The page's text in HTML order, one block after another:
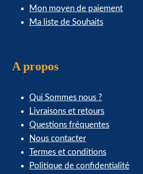
Mon moyen de paiement
Ma liste de Souhaits
A propos
Qui Sommes nous ?
Livraisons et retours
Questions fréquentes
Nous contacter
Termes et conditions
Politique de confidentialité